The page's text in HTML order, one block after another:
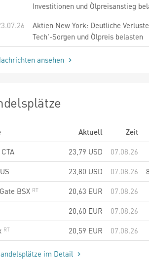
Investitionen und Ölpreisanstieg
Aktien New York: Deutliche
Tech'-Sorgen und Ölpreis belasten
ansehen
Aktuell
Zeit
23,79 USD
07.08.26
23,80 USD 07.08.26
BSX
20,63 EUR
07.08.26
20,60 EUR
07.08.26
20,59 EUR 07.08.26
im Detail